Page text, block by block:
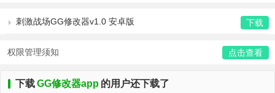
刺激战场GG修改器v1.0 安卓版 下载
权限管理须知 点击查看
下载GG修改器app 的用户还下载了